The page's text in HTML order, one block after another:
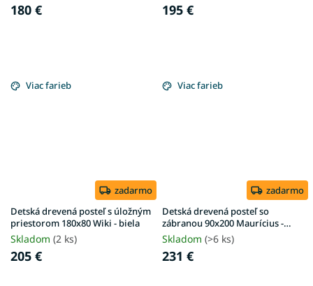
180 € 195 €
Viac farieb
zadarmo
Detská drevená posteľ s úložným
priestorom 180x80 Wiki - biela
Skladom (2 ks)
205 €
Viac farieb
zadarmo
Detská drevená posteľ so
zábranou 90x200 Maurícius -
orech
Skladom (>6 ks)
231 €